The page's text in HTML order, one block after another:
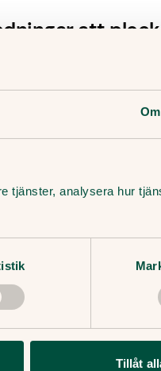
Om
tjänster, analysera hur
Tillåt
att
du att svenska blåbär
Kanske för att de
typ 2-diabetes,
att hålla vikten.
2024・ 4min